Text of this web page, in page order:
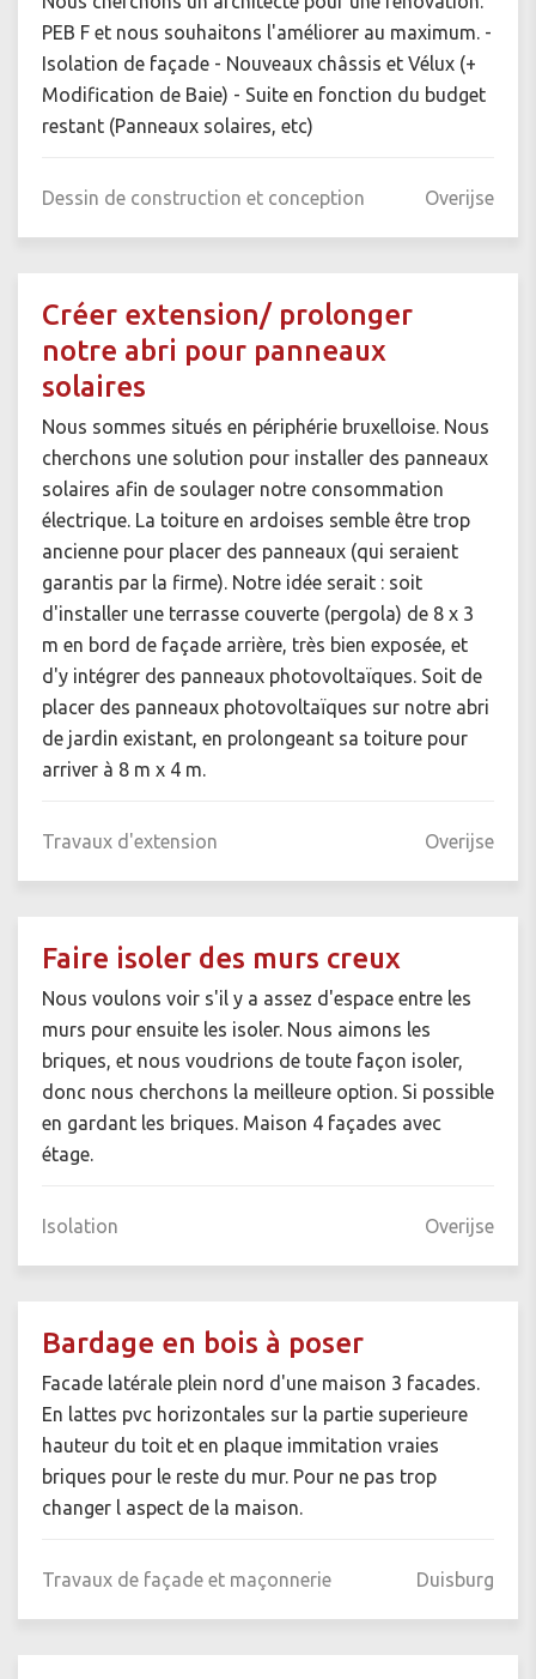
PEB F et nous souhaitons l'améliorer au maximum. -
Isolation de façade - Nouveaux châssis et Vélux (+
Modification de Baie) - Suite en fonction du budget
restant (Panneaux solaires, etc)
Dessin de construction et conception Overijse
Créer extension/ prolonger
notre abri pour panneaux
solaires
Nous sommes situés en périphérie bruxelloise. Nous
cherchons une solution pour installer des panneaux
solaires afin de soulager notre consommation
électrique. La toiture en ardoises semble être trop
ancienne pour placer des panneaux (qui seraient
garantis par la firme). Notre idée serait : soit
d'installer une terrasse couverte (pergola) de 8 x 3
m en bord de façade arrière, très bien exposée, et
d'y intégrer des panneaux photovoltaïques. Soit de
placer des panneaux photovoltaïques sur notre abri
de jardin existant, en prolongeant sa toiture pour
arriver à 8 m x 4 m.
Travaux d'extension Overijse
Faire isoler des murs creux
Nous voulons voir s'il y a assez d'espace entre les
murs pour ensuite les isoler. Nous aimons les
briques, et nous voudrions de toute façon isoler,
donc nous cherchons la meilleure option. Si possible
en gardant les briques. Maison 4 façades avec
étage.
Isolation Overijse
Bardage en bois à poser
Facade latérale plein nord d'une maison 3 facades.
En lattes pvc horizontales sur la partie superieure
hauteur du toit et en plaque immitation vraies
briques pour le reste du mur. Pour ne pas trop
changer l aspect de la maison.
Travaux de façade et maçonnerie Duisburg